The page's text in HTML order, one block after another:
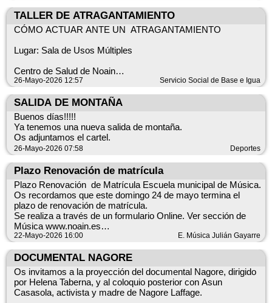
Más información en www.culturanoain.com
------
2026-2027 ikastaro soziokulturalen eskaintza berria
eskuragarri
‼️AURREINSKRIPZIOAK EKAINAREN 1ETIK 7RA:
- Aurreinskripzioa online egin nahi baduzu, SAKATU HEMEN
- Aurreinskripzioa telefonoz egin nahi baduzu, deitu 948 012
012 telefonora.
Informazio guztia culturanoain.com webgunean
TALLER DE ATRAGANTAMIENTO
CÓMO ACTUAR ANTE UN ATRAGANTAMIENTO
Lugar: Sala de Usos Múltiples
Centro de Salud de Noain
Horario: 13 –15 hs
26-Mayo-2026 12:57 Servicio Social de Base e Igua
SALIDA DE MONTAÑA
Buenos días!!!!!
Ya tenemos una nueva salida de montaña.
Os adjuntamos el cartel.
26-Mayo-2026 07:58 Deportes
Plazo Renovación de matrícula
Plazo Renovación de Matrícula Escuela municipal de Música.
Os recordamos que este domingo 24 de mayo termina el
plazo de renovación de matrícula.
Se realiza a través de un formulario Online. Ver sección de
Música www.noain.es
maiatzaren 24an.
Online, formulario bat betez. www.noain.es musika atalean.
22-Mayo-2026 16:00 E. Música Julián Gayarre
DOCUMENTAL NAGORE
Os invitamos a la proyección del documental Nagore, dirigido
por Helena Taberna, y al coloquio posterior con Asun
Casasola, activista y madre de Nagore Laffage.